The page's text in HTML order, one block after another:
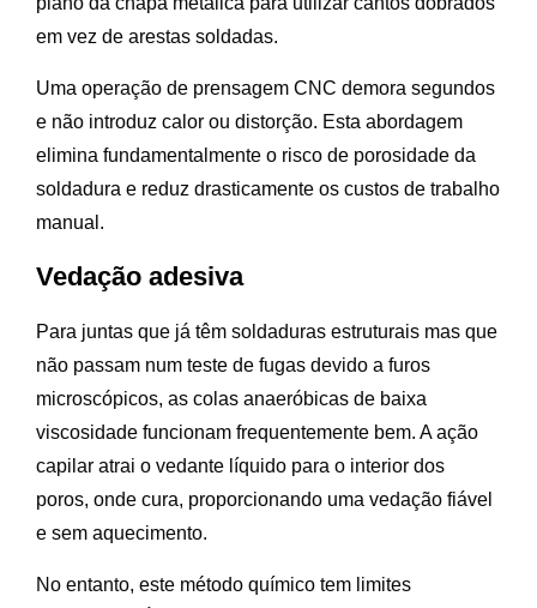
em vez de arestas soldadas.
Uma operação de prensagem CNC demora segundos
e não introduz calor ou distorção. Esta abordagem
elimina fundamentalmente o risco de porosidade da
soldadura e reduz drasticamente os custos de trabalho
manual.
Vedação adesiva
Para juntas que já têm soldaduras estruturais mas que
não passam num teste de fugas devido a furos
microscópicos, as colas anaeróbicas de baixa
viscosidade funcionam frequentemente bem. A ação
capilar atrai o vedante líquido para o interior dos
poros, onde cura, proporcionando uma vedação fiável
e sem aquecimento.
No entanto, este método químico tem limites